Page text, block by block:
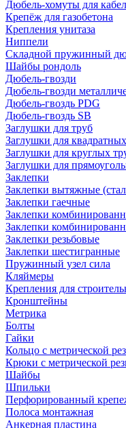
Дюбель-хомуты для
Крепёж для газобетона
Крепления унитаза
Ниппели
Складной пружинный
Шайбы рондоль
Дюбель-гвозди
Дюбель-гвозди
Дюбель-гвоздь PDG
Дюбель-гвоздь SB
Заглушки для труб
Заглушки для
Заглушки для круглых
Заглушки для
Заклепки
Заклепки вытяжные
Заклепки гаечные
Заклепки
Заклепки
Заклепки резьбовые
Заклепки шестигранные
Пружинный узел сила
Кляймеры
Крепления для
Кронштейны
Метрика
Болты
Гайки
Кольцо с метрической
Крюки с метрической
Шайбы
Шпильки
Перфорированный
Полоса монтажная
Анкерная пластина